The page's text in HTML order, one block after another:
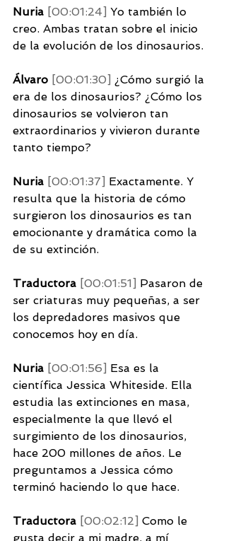
Nuria [00:01:24] Yo también lo
creo. Ambas tratan sobre el inicio
de la evolución de los dinosaurios.
Álvaro [00:01:30] ¿Cómo surgió la
era de los dinosaurios? ¿Cómo los
dinosaurios se volvieron tan
extraordinarios y vivieron durante
tanto tiempo?
Nuria [00:01:37] Exactamente. Y
resulta que la historia de cómo
surgieron los dinosaurios es tan
emocionante y dramática como la
de su extinción.
Traductora [00:01:51] Pasaron de
ser criaturas muy pequeñas, a ser
los depredadores masivos que
conocemos hoy en día.
Nuria [00:01:56] Esa es la
científica Jessica Whiteside. Ella
estudia las extinciones en masa,
especialmente la que llevó el
surgimiento de los dinosaurios,
hace 200 millones de años. Le
preguntamos a Jessica cómo
terminó haciendo lo que hace.
Traductora [00:02:12] Como le
gusta decir a mi madre, a mí